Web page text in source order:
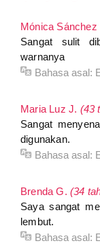
Mónica Sánchez
Sangat sulit
warnanya
Bahasa asal:
Maria Luz J. (43
Sangat
digunakan.
Bahasa asal:
Brenda G. (34
Saya sangat
lembut.
Bahasa asal: